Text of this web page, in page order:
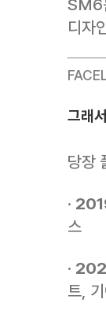
SM6
디자
그래
당장
·
스
·
트,